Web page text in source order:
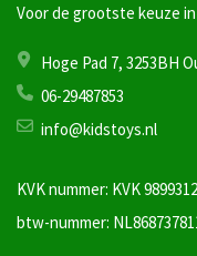
Voor de grootste keuze
Hoge Pad 7, 3253BH
06-29487853
info@kidstoys.nl
KVK nummer: KVK
btw-nummer: